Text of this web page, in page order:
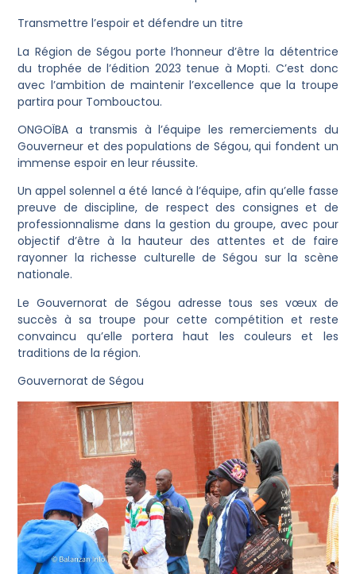
Transmettre l’espoir et défendre un titre
La Région de Ségou porte l’honneur d’être la détentrice
du trophée de l’édition 2023 tenue à Mopti. C’est donc
avec l’ambition de maintenir l’excellence que la troupe
partira pour Tombouctou.
ONGOÏBA a transmis à l’équipe les remerciements du
Gouverneur et des populations de Ségou, qui fondent un
immense espoir en leur réussite.
Un appel solennel a été lancé à l’équipe, afin qu’elle fasse
preuve de discipline, de respect des consignes et de
professionnalisme dans la gestion du groupe, avec pour
objectif d’être à la hauteur des attentes et de faire
rayonner la richesse culturelle de Ségou sur la scène
nationale.
Le Gouvernorat de Ségou adresse tous ses vœux de
succès à sa troupe pour cette compétition et reste
convaincu qu’elle portera haut les couleurs et les
traditions de la région.
Gouvernorat de Ségou